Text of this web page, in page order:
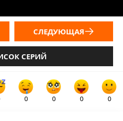
СЕРИЙ
СЛЕДУЮЩАЯ
0 0 0 0